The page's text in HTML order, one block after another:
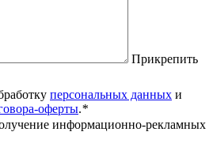
Прикрепить
персональных данных и
оферты.*
информационно-рекламных